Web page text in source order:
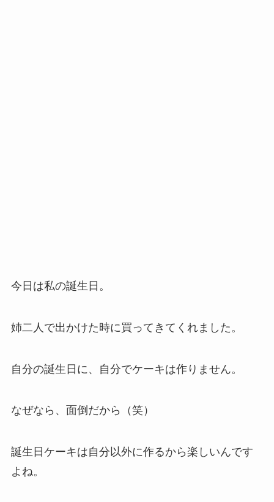
今日は私の誕生日。
姉二人で出かけた時に買ってきてくれました。
自分の誕生日に、自分でケーキは作りません。
なぜなら、面倒だから（笑）
誕生日ケーキは自分以外に作るから楽しいんです
よね。